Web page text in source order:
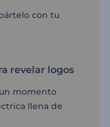
con tu
revelar logos
momento
llena de